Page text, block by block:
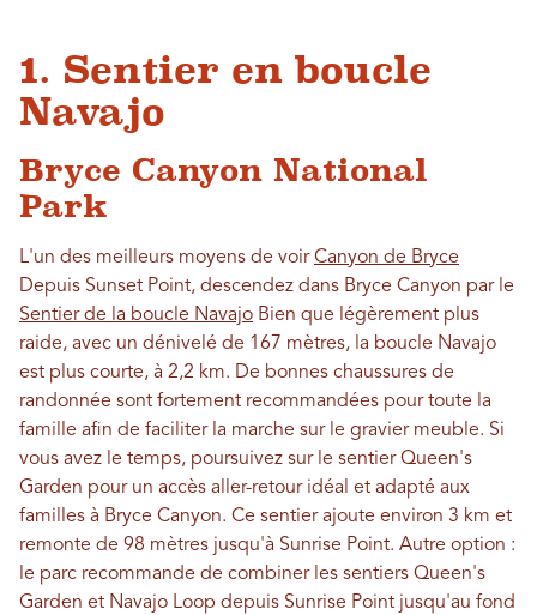
1. Sentier en boucle
Navajo
Bryce Canyon National
Park
L'un des meilleurs moyens de voirCanyon de Bryce
Depuis Sunset Point, descendez dans Bryce Canyon par le
Sentier de la boucle Navajo Bien que légèrement plus
raide, avec un dénivelé de 167 mètres, la boucle Navajo
est plus courte, à 2,2 km. De bonnes chaussures de
randonnée sont fortement recommandées pour toute la
famille afin de faciliter la marche sur le gravier meuble. Si
vous avez le temps, poursuivez sur le sentier Queen's
Garden pour un accès aller-retour idéal et adapté aux
familles à Bryce Canyon. Ce sentier ajoute environ 3 km et
remonte de 98 mètres jusqu'à Sunrise Point. Autre option :
le parc recommande de combiner les sentiers Queen's
Garden et Navajo Loop depuis Sunrise Point jusqu'au fond